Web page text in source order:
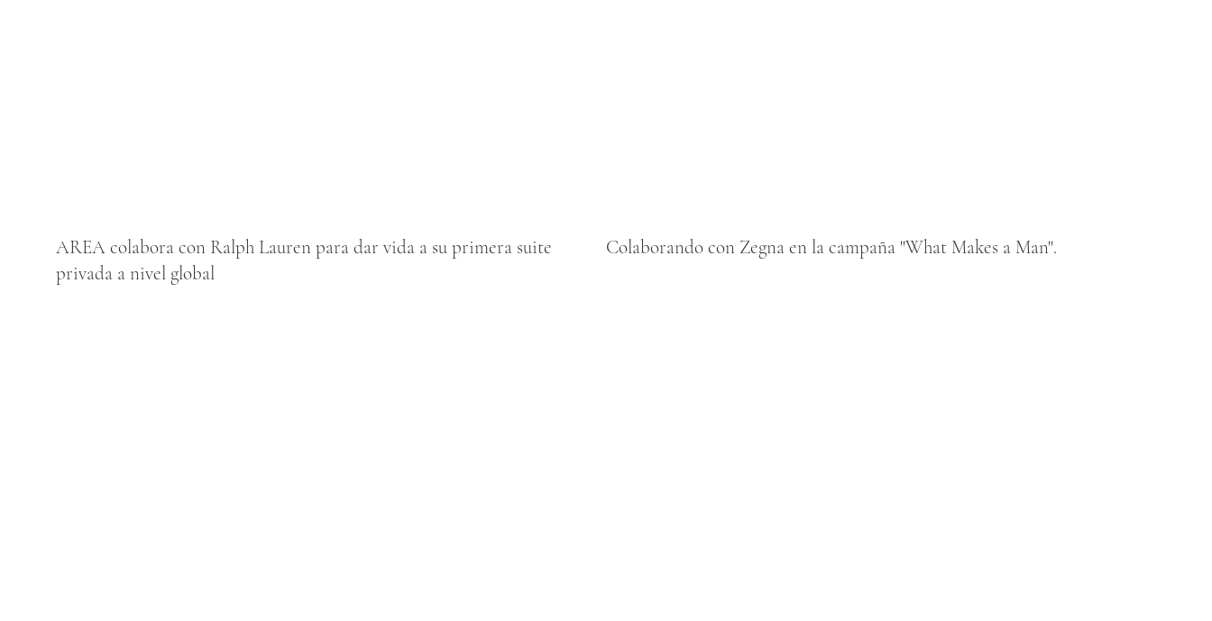
AREA colabora con Ralph Lauren para dar vida a su primera suite
privada a nivel global
Colaborando con Zegna en la campaña "What Makes a Man".